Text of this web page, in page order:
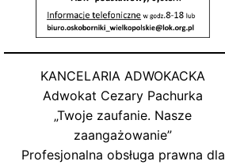
KANCELARIA ADWOKACKA
Adwokat Cezary Pachurka
„Twoje zaufanie. Nasze
zaangażowanie”
Profesjonalna obsługa prawna dla